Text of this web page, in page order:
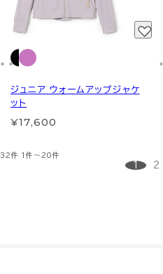
ジュニア ウォームアップジャケ
ット
¥17,600
32件 1件～20件
1 2